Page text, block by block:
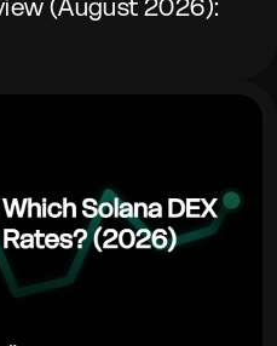
(August 2026):